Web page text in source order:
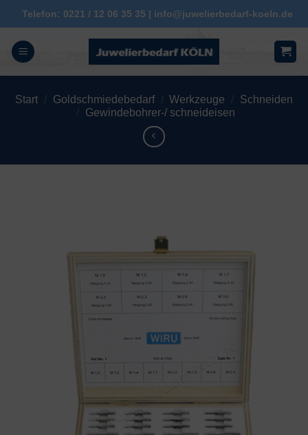
Zum
Inhalt
springen
Telefon: 0221 / 12 06 35 35 | info@juwelierbedarf-koeln.de
Start / Goldschmiedebedarf / Werkzeuge / Schneiden
/ Gewindebohrer-/ schneideisen